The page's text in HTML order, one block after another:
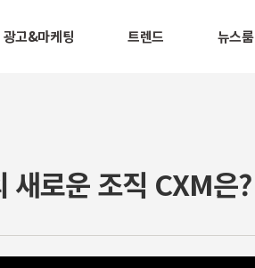
광고&마케팅 트렌드 뉴스룸
로운 조직 CXM은?